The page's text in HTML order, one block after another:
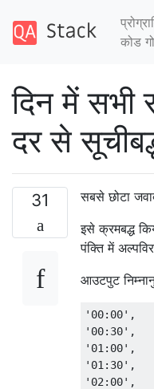
कोड
दिन में
दर से
31
सबसे छोटा
इसे क्रमबद्ध
पंक्ति में
आउटपुट
'00:00',
'00:30',
'01:00',
'01:30',
'02:00',